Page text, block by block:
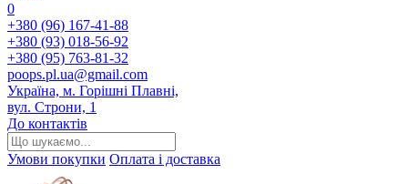
0
+380 (96) 167-41-88
+380 (93) 018-56-92
+380 (95) 763-81-32
poops.pl.ua@gmail.com
Україна, м. Горішні Плавні,
вул. Строни, 1
До контактів
Умови покупки Оплата і доставка